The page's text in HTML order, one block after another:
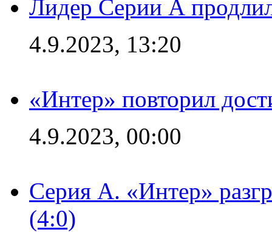
Лидер Серии А
4.9.2023, 13:20
«Интер» повторил
4.9.2023, 00:00
Серия А. «Интер»
(4:0)